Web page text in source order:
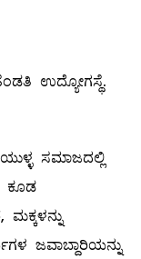
ಉದ್ಯೋಗಸ್ಥೆ.
ಸಮಾಜದಲ್ಲಿ
ಕೂಡ
ಮಕ್ಕಳನ್ನು
ಜವಾಬ್ದಾರಿಯನ್ನು